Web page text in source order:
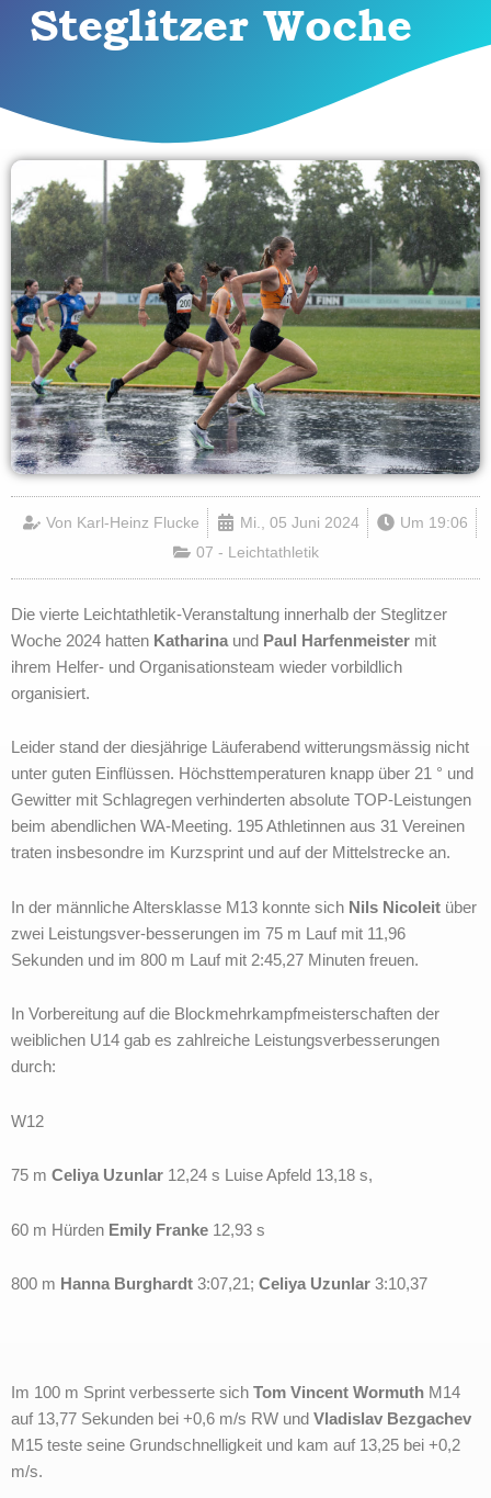
Steglitzer Woche
Von Karl-Heinz Flucke Mi., 05 Juni 2024 Um 19:06
07 - Leichtathletik
Die vierte Leichtathletik-Veranstaltung innerhalb der Steglitzer
Woche 2024 hatten Katharina und Paul Harfenmeister mit
ihrem Helfer- und Organisationsteam wieder vorbildlich
organisiert.
Leider stand der diesjährige Läuferabend witterungsmässig nicht
unter guten Einflüssen. Höchsttemperaturen knapp über 21 ° und
Gewitter mit Schlagregen verhinderten absolute TOP-Leistungen
beim abendlichen WA-Meeting. 195 Athletinnen aus 31 Vereinen
traten insbesondre im Kurzsprint und auf der Mittelstrecke an.
In der männliche Altersklasse M13 konnte sich Nils Nicoleit über
zwei Leistungsver-besserungen im 75 m Lauf mit 11,96
Sekunden und im 800 m Lauf mit 2:45,27 Minuten freuen.
In Vorbereitung auf die Blockmehrkampfmeisterschaften der
weiblichen U14 gab es zahlreiche Leistungsverbesserungen
durch:
W12
75 m Celiya Uzunlar 12,24 s Luise Apfeld 13,18 s,
60 m Hürden Emily Franke 12,93 s
800 m Hanna Burghardt 3:07,21; Celiya Uzunlar 3:10,37
Im 100 m Sprint verbesserte sich Tom Vincent Wormuth M14
auf 13,77 Sekunden bei +0,6 m/s RW und Vladislav Bezgachev
M15 teste seine Grundschnelligkeit und kam auf 13,25 bei +0,2
m/s.